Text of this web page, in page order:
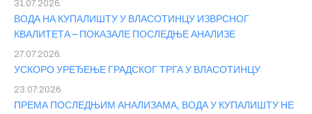
ВОДА НА КУПАЛИШТУ У ВЛАСОТИНЦУ ИЗВРСНОГ
КВАЛИТЕТА – ПОКАЗАЛЕ ПОСЛЕДЊЕ АНАЛИЗЕ
31.07.2026.
УСКОРО УРЕЂЕЊЕ ГРАДСКОГ ТРГА У ВЛАСОТИНЦУ
27.07.2026.
ПРЕМА ПОСЛЕДЊИМ АНАЛИЗАМА, ВОДА У КУПАЛИШТУ НЕ
23.07.2026.